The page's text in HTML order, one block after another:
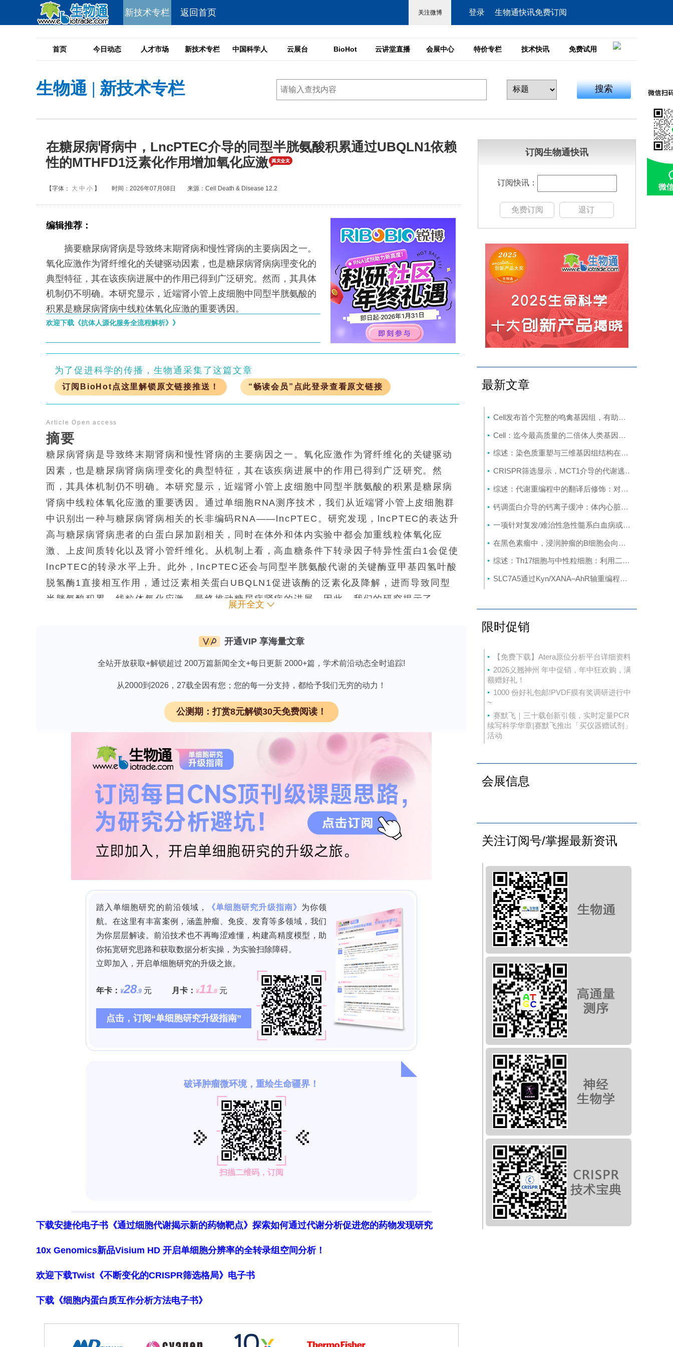
新技术专栏 返回首页 登录 生物通快讯免费订阅
首页 今日动态 人才市场 新技术专栏 中国科学人 云展台 BioHot 云讲堂直播 会展中心 特价专栏 技术快讯 免费试用
生物通 | 新技术专栏 搜索
在糖尿病肾病中，LncPTEC介导的同型半胱氨酸积累通过UBQLN1依赖
性的MTHFD1泛素化作用增加氧化应激
【字体： 大 中 小 】 时间：2026年07月08日 来源：Cell Death & Disease 12.2
编辑推荐：
摘要糖尿病肾病是导致终末期肾病和慢性肾病的主要病因之一。
氧化应激作为肾纤维化的关键驱动因素，也是糖尿病肾病病理变化的
典型特征，其在该疾病进展中的作用已得到广泛研究。然而，其具体
机制仍不明确。本研究显示，近端肾小管上皮细胞中同型半胱氨酸的
积累是糖尿病肾病中线粒体氧化应激的重要诱因。
欢迎下载《抗体人源化服务全流程解析》》
为了促进科学的传播，生物通采集了这篇文章
订阅BioHot点这里解锁原文链接推送！ “畅读会员”点此登录查看原文链接
Article Open access
摘要
糖尿病肾病是导致终末期肾病和慢性肾病的主要病因之一。氧化应激作为肾纤维化的关键驱动
因素，也是糖尿病肾病病理变化的典型特征，其在该疾病进展中的作用已得到广泛研究。然
而，其具体机制仍不明确。本研究显示，近端肾小管上皮细胞中同型半胱氨酸的积累是糖尿病
肾病中线粒体氧化应激的重要诱因。通过单细胞RNA测序技术，我们从近端肾小管上皮细胞群
中识别出一种与糖尿病肾病相关的长非编码RNA——lncPTEC。研究发现，lncPTEC的表达升
高与糖尿病肾病患者的白蛋白尿加剧相关，同时在体外和体内实验中都会加重线粒体氧化应
激、上皮间质转化以及肾小管纤维化。从机制上看，高血糖条件下转录因子特异性蛋白1会促使
lncPTEC的转录水平上升。此外，lncPTEC还会与同型半胱氨酸代谢的关键酶亚甲基四氢叶酸
脱氢酶1直接相互作用，通过泛素相关蛋白UBQLN1促进该酶的泛素化及降解，进而导致同型
半胱氨酸积累、线粒体氧化应激，最终推动糖尿病肾病的进展。因此，我们的研究揭示了
义翘神州现货供应2026-2027流感疫苗株重组抗原，欢迎咨询>>
打赏
展开全文
开通VIP 享海量文章
全站开放获取+解锁超过 200万篇新闻全文+每日更新 2000+篇，学术前沿动态全时追踪!
从2000到2026，27载全因有您；您的每一分支持，都给予我们无穷的动力！
公测期：打赏8元解锁30天免费阅读！
下载安捷伦电子书《通过细胞代谢揭示新的药物靶点》探索如何通过代谢分析促进您的药物发现研究
10x Genomics新品Visium HD 开启单细胞分辨率的全转录组空间分析！
欢迎下载Twist《不断变化的CRISPR筛选格局》电子书
下载《细胞内蛋白质互作分析方法电子书》
订阅生物通快讯
订阅快讯：
免费订阅 退订
最新文章
Cell发布首个完整的鸣禽基因组，有助于探究发声学习
Cell：迄今最高质量的二倍体人类基因组构建完成
综述：染色质重塑与三维基因组结构在癌症中的作用：从机制研究到新的治疗策略
CRISPR筛选显示，MCT1介导的代谢逃逸机制可规避SMAD3的抑制作用，这一机制可作为治疗靶点
综述：代谢重编程中的翻译后修饰：对癌症代谢治疗和免疫治疗的启示
钙调蛋白介导的钙离子缓冲：体内心脏重编程的分子屏障
一项针对复发/难治性急性髓系白血病或原始浆细胞样树突状细胞肿瘤成人患者的CD123导向的嵌合抗原受体T细胞疗法1期试验
在黑色素瘤中，浸润肿瘤的B细胞会向富含干扰素的发育路径演变，这与免疫疗法的作用机制相契合
综述：Th17细胞与中性粒细胞：利用二者间的相互作用开发多发性硬化症疗法
SLC7A5通过Kyn/XANA‒AhR轴重编程色氨酸代谢并重塑免疫微环境促进结直肠癌肝转移
限时促销
【免费下载】Atera原位分析平台详细资料
2026义翘神州 年中促销，年中狂欢购，满
额赠好礼！
1000 份好礼包邮!PVDF膜有奖调研进行中
~
赛默飞｜三十载创新引领，实时定量PCR
续写科学华章|赛默飞推出「买仪器赠试剂」
活动
会展信息
关注订阅号/掌握最新资讯